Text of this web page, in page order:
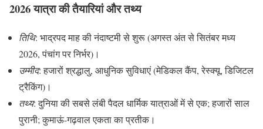
2026 यात्रा की तैयारियां और तथ्य
तिथि: भाद्रपद माह की नंदाष्टमी से शुरू (अगस्त अंत से सितंबर मध्य
2026, पंचांग पर निर्भर)।
उम्मीद: हजारों श्रद्धालु, आधुनिक सुविधाएं (मेडिकल कैंप, रेस्क्यू, डिजिटल
ट्रैकिंग)।
तथ्य: दुनिया की सबसे लंबी पैदल धार्मिक यात्राओं में से एक; हजारों साल
पुरानी; कुमाऊं-गढ़वाल एकता का प्रतीक।